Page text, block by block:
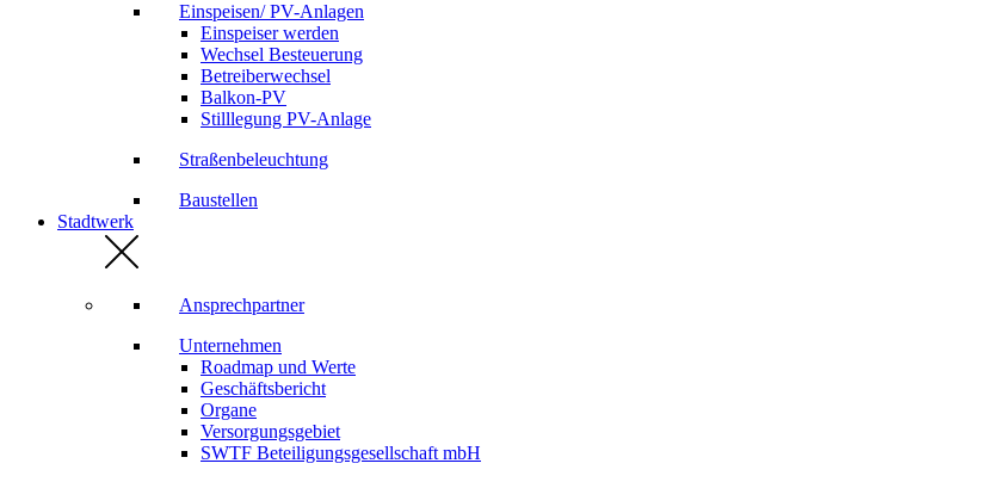
Einspeisen/ PV-Anlagen
Einspeiser werden
Wechsel Besteuerung
Betreiberwechsel
Balkon-PV
Stilllegung PV-Anlage
Straßenbeleuchtung
Baustellen
Stadtwerk
Ansprechpartner
Unternehmen
Roadmap und Werte
Geschäftsbericht
Organe
Versorgungsgebiet
SWTF Beteiligungsgesellschaft mbH